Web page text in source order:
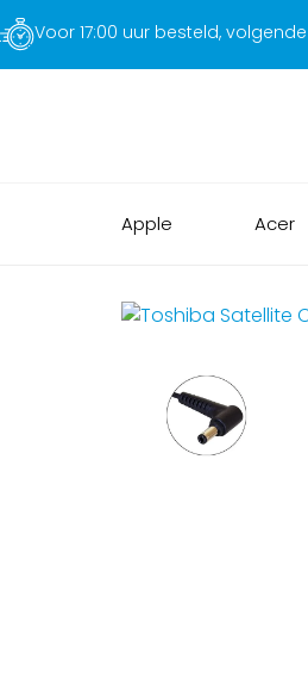
Voor 17:00 uur besteld,
Apple Acer